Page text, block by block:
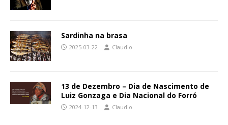
Sardinha na brasa
2025-03-22 Claudio
13 de Dezembro – Dia de Nascimento de
Luiz Gonzaga e Dia Nacional do Forró
2024-12-13 Claudio